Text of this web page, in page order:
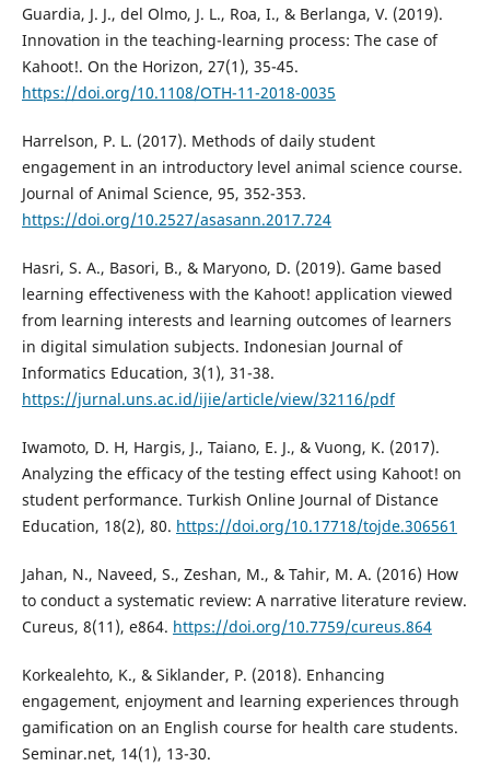
Guardia, J. J., del Olmo, J. L., Roa, I., & Berlanga, V. (2019).
Innovation in the teaching-learning process: The case of
Kahoot!. On the Horizon, 27(1), 35-45.
https://doi.org/10.1108/OTH-11-2018-0035
Harrelson, P. L. (2017). Methods of daily student
engagement in an introductory level animal science course.
Journal of Animal Science, 95, 352-353.
https://doi.org/10.2527/asasann.2017.724
Hasri, S. A., Basori, B., & Maryono, D. (2019). Game based
learning effectiveness with the Kahoot! application viewed
from learning interests and learning outcomes of learners
in digital simulation subjects. Indonesian Journal of
Informatics Education, 3(1), 31-38.
https://jurnal.uns.ac.id/ijie/article/view/32116/pdf
Iwamoto, D. H, Hargis, J., Taiano, E. J., & Vuong, K. (2017).
Analyzing the efficacy of the testing effect using Kahoot! on
student performance. Turkish Online Journal of Distance
Education, 18(2), 80. https://doi.org/10.17718/tojde.306561
Jahan, N., Naveed, S., Zeshan, M., & Tahir, M. A. (2016) How
to conduct a systematic review: A narrative literature review.
Cureus, 8(11), e864. https://doi.org/10.7759/cureus.864
Korkealehto, K., & Siklander, P. (2018). Enhancing
engagement, enjoyment and learning experiences through
gamification on an English course for health care students.
Seminar.net, 14(1), 13-30.